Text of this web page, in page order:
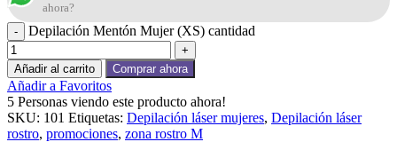
ahora?
Depilación Mentón Mujer (XS) cantidad
Añadir al carrito Comprar ahora
Añadir a Favoritos
5 Personas viendo este producto ahora!
SKU: 101 Etiquetas: Depilación láser mujeres, Depilación láser
rostro, promociones, zona rostro M